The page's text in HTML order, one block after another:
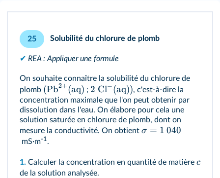
25 Solubilité du chlorure de plomb
✔ REA : Appliquer une formule
On souhaite connaître la solubilité du chlorure de
plomb (Pb2+(aq) ; 2 Cl−(aq)), c'est-à-dire la
concentration maximale que l'on peut obtenir par
dissolution dans l'eau. On élabore pour cela une
solution saturée en chlorure de plomb, dont on
mesure la conductivité. On obtient σ = 1 040
mS·m-1.
1. Calculer la concentration en quantité de matière c
de la solution analysée.